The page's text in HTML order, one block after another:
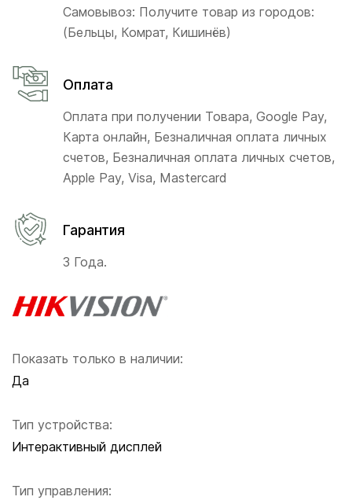
Показать только в наличии:
Да
Тип устройства:
Интерактивный дисплей
Тип управления:
Самовывоз: Получите товар из городов:
(Бельцы, Комрат, Кишинёв)
Оплата
Оплата при получении Товара, Google Pay,
Карта онлайн, Безналичная оплата личных
счетов, Безналичная оплата личных счетов,
Apple Pay, Visa, Mastercard
Гарантия
3 Года.